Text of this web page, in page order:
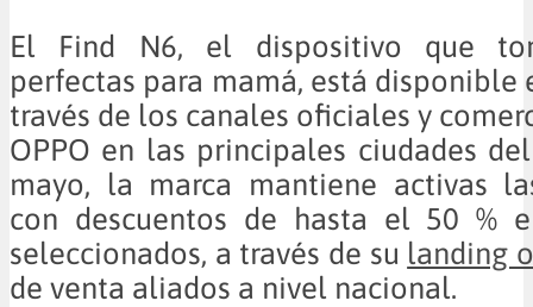
El Find N6, el dispositivo que
perfectas para mamá, está disponible
través de los canales oficiales y
OPPO en las principales ciudades
mayo, la marca mantiene activas
con descuentos de hasta el 50 %
seleccionados, a través de su landing
de venta aliados a nivel nacional.